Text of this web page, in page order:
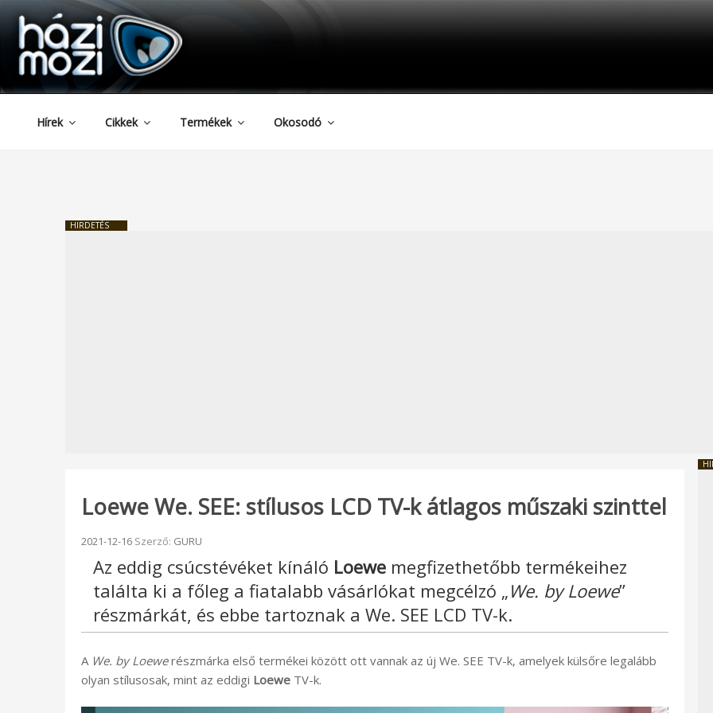
Tartalomhoz
HAZIMOZI
Hírek Cikkek Termékek Okosodó
HIRDETÉS
Loewe We. SEE: stílusos LCD TV-k átlagos műszaki szinttel
Beküldve:
2021-12-16 Szerző: GURU
Az eddig csúcstévéket kínáló Loewe megfizethetőbb termékeihez
találta ki a főleg a fiatalabb vásárlókat megcélzó „We. by Loewe”
részmárkát, és ebbe tartoznak a We. SEE LCD TV-k.
A We. by Loewerészmárka első termékei között ott vannak az új We. SEE TV-k, amelyek külsőre legalább
olyan stílusosak, mint az eddigi Loewe TV-k.